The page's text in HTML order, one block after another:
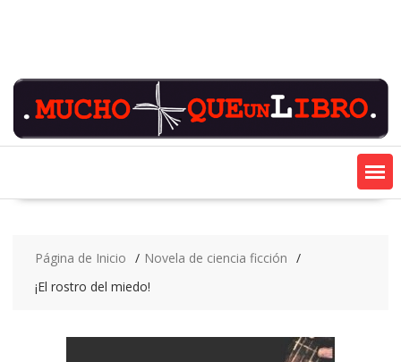
Página de Inicio
Novela de ciencia ficción
¡El rostro del miedo!